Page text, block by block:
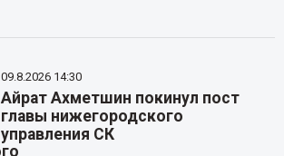
09.8.2026 14:30
Айрат Ахметшин покинул пост
главы нижегородского
управления СК